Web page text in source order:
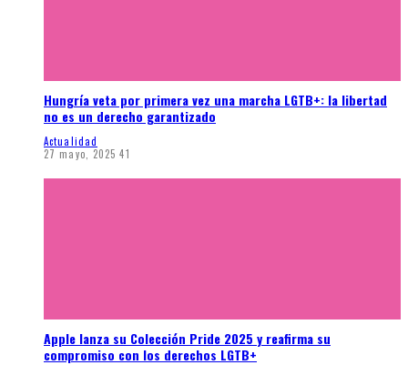
Hungría veta por primera vez una marcha LGTB+: la libertad
no es un derecho garantizado
Actualidad
27 mayo, 2025 41
Apple lanza su Colección Pride 2025 y reafirma su
compromiso con los derechos LGTB+